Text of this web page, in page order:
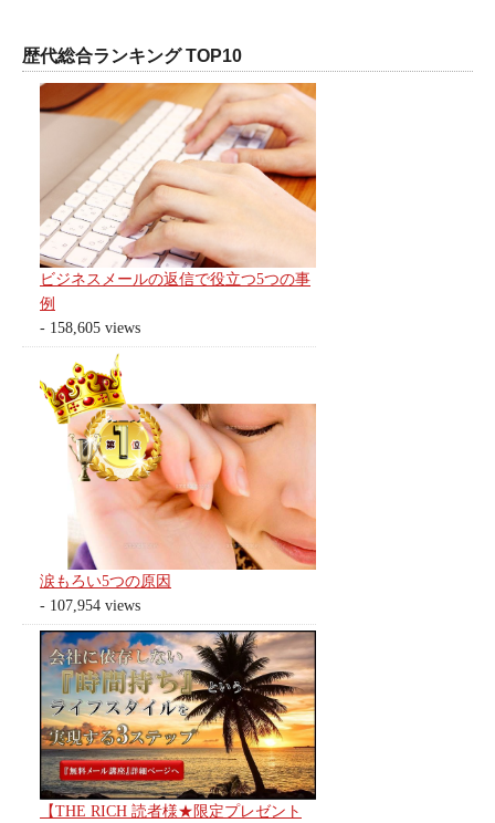
歴代総合ランキング TOP10
ビジネスメールの返信で役立つ5つの事
例
- 158,605 views
涙もろい5つの原因
- 107,954 views
【THE RICH 読者様★限定プレゼント